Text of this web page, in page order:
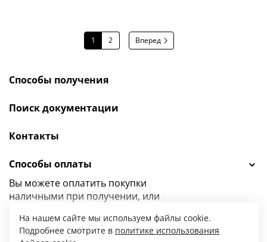
1 2 Вперед
Способы получения
Поиск документации
Контакты
Способы оплаты
Вы можете оплатить покупки
наличными при получении, или
На нашем сайте мы используем файлы cookie.
Подробнее смотрите в политике использования